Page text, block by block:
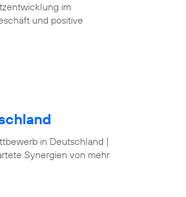
im
und positive
in Deutschland |
Synergien von mehr